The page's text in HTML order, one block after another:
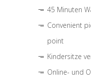
45 Minuten
Convenient
point
Kindersitze
Online- und